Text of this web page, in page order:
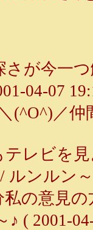
が今一つ
04-07
／仲
レビを見
ルンルン
の意見の
( 2001-